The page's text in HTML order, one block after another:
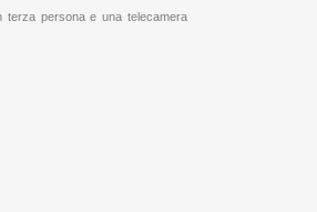
terza persona e una telecamera